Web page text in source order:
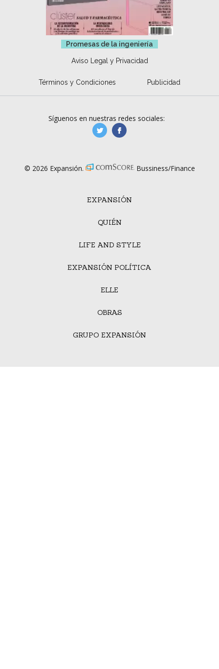
Promesas de la ingeniería
Aviso Legal y Privacidad
Términos y Condiciones Publicidad
EXPANSIÓN
QUIÉN
LIFE AND STYLE
EXPANSIÓN POLÍTICA
ELLE
OBRAS
GRUPO EXPANSIÓN
Síguenos en nuestras redes sociales:
manufacturaGE
© 2026 Expansión. Bussiness/Finance